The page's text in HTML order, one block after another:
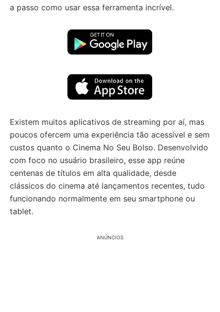
a passo como usar essa ferramenta incrível.
Existem muitos aplicativos de streaming por aí, mas
poucos ofercem uma experiência tão acessível e sem
custos quanto o Cinema No Seu Bolso. Desenvolvido
com foco no usuário brasileiro, esse app reúne
centenas de títulos em alta qualidade, desde
clássicos do cinema até lançamentos recentes, tudo
funcionando normalmente em seu smartphone ou
tablet.
ANÚNCIOS